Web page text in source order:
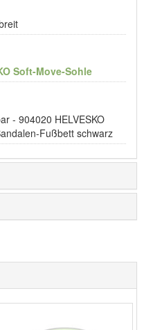
Soft-Move-Sohle
- 904020 HELVESKO
Fußbett schwarz